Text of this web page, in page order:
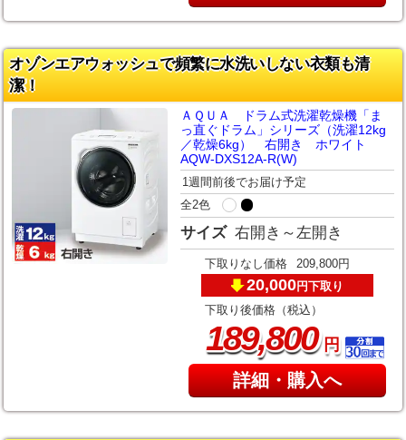
オゾンエアウォッシュで頻繁に水洗いしない衣類も清
潔！
ＡＱＵＡ ドラム式洗濯乾燥機「ま
っ直ぐドラム」シリーズ（洗濯12kg
／乾燥6kg） 右開き ホワイト
AQW-DXS12A-R(W)
1週間前後でお届け予定
全2色
サイズ 右開き～左開き
下取りなし価格 209,800円
20,000円下取り
下取り後価格（税込）
189,800円
詳細・購入へ